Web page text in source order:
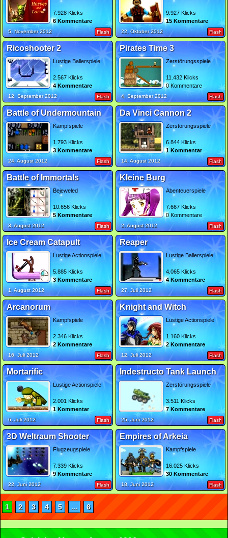
7.928 Klicks
6 Kommentare
5. November 2012 Flash
9.927 Klicks
15 Kommentare
22. Oktober 2012 Flash
Ricoshooter 2
Lustige Ballerspiele
2.567 Klicks
4 Kommentare
12. September 2012 Flash
Pirates Time 3
Zerstörungsspiele
11.432 Klicks
0 Kommentare
4. September 2012 Flash
Battle of Undermountain
Kampfspiele
1.793 Klicks
3 Kommentare
24. August 2012 Flash
Da Vinci Cannon 2
Zerstörungsspiele
6.844 Klicks
1 Kommentar
14. August 2012 Flash
Battle of Immortals
Bejeweled
10.656 Klicks
5 Kommentare
3. August 2012 Flash
Kleine Burg
Abenteuerspiele
7.667 Klicks
0 Kommentare
2. August 2012 Flash
Ice Cream Catapult
Lustige Actionspiele
5.885 Klicks
3 Kommentare
1. August 2012 Flash
Reaper
Lustige Ballerspiele
4.065 Klicks
4 Kommentare
27. Juli 2012 Flash
Arcanorum
Kampfspiele
2.346 Klicks
2 Kommentare
16. Juli 2012 Flash
Knight and Witch
Lustige Actionspiele
1.160 Klicks
2 Kommentare
12. Juli 2012 Flash
Mortarific
Lustige Actionspiele
2.001 Klicks
1 Kommentar
6. Juli 2012 Flash
Indestructo Tank Launch
Zerstörungsspiele
3.511 Klicks
7 Kommentare
25. Juni 2012 Flash
3D Weltraum Shooter
Flugzeugspiele
7.339 Klicks
9 Kommentare
22. Juni 2012 Flash
Empires of Arkeia
Kampfspiele
16.025 Klicks
30 Kommentare
18. Juni 2012 Flash
1 2 3 4 5 ... 6